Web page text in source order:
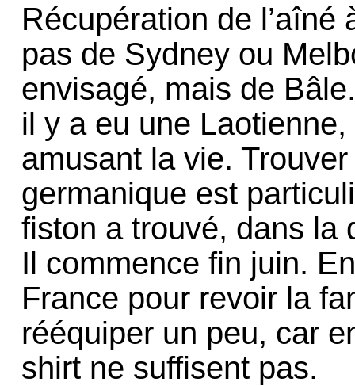
Récupération de l’aîné
pas de Sydney ou
envisagé, mais de
il y a eu une
amusant la vie.
germanique est
fiston a trouvé, dans la
Il commence fin juin.
France pour revoir la
rééquiper un peu, car
shirt ne suffisent pas.